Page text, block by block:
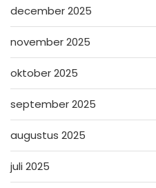
december 2025
november 2025
oktober 2025
september 2025
augustus 2025
juli 2025